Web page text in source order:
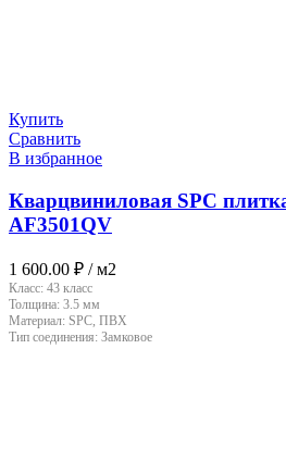
Купить
Сравнить
В избранное
Кварцвиниловая SPC
AF3501QV
1 600.00 ₽ / м2
Класс: 43 класс
Толщина: 3.5 мм
Материал: SPC, ПВХ
Тип соединения: Замковое